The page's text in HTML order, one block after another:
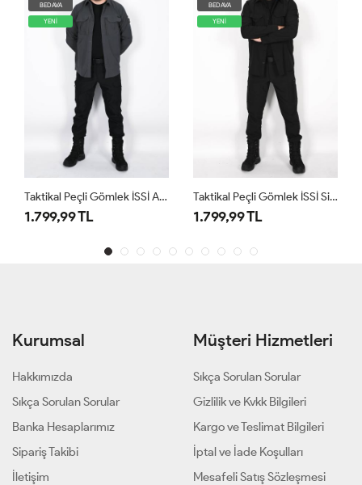
BEDAVA
YENİ
Taktikal Peçli Gömlek İSSİ Antrasit
1.799,99 TL
BEDAVA
YENİ
Taktikal Peçli Gömlek İSSİ Siyah
1.799,99 TL
Kurumsal
Hakkımızda
Sıkça Sorulan Sorular
Banka Hesaplarımız
Sipariş Takibi
İletişim
Müşteri Hizmetleri
Sıkça Sorulan Sorular
Gizlilik ve Kvkk Bilgileri
Kargo ve Teslimat Bilgileri
İptal ve İade Koşulları
Mesafeli Satış Sözleşmesi